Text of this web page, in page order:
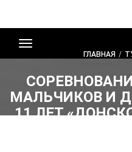
Показать/
скрыть
ГЛАВНАЯ /
МАЛЬЧИКОВ И
11 ЛЕТ